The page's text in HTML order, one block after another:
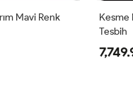
Mavi Renk
Kesme
Tesbih